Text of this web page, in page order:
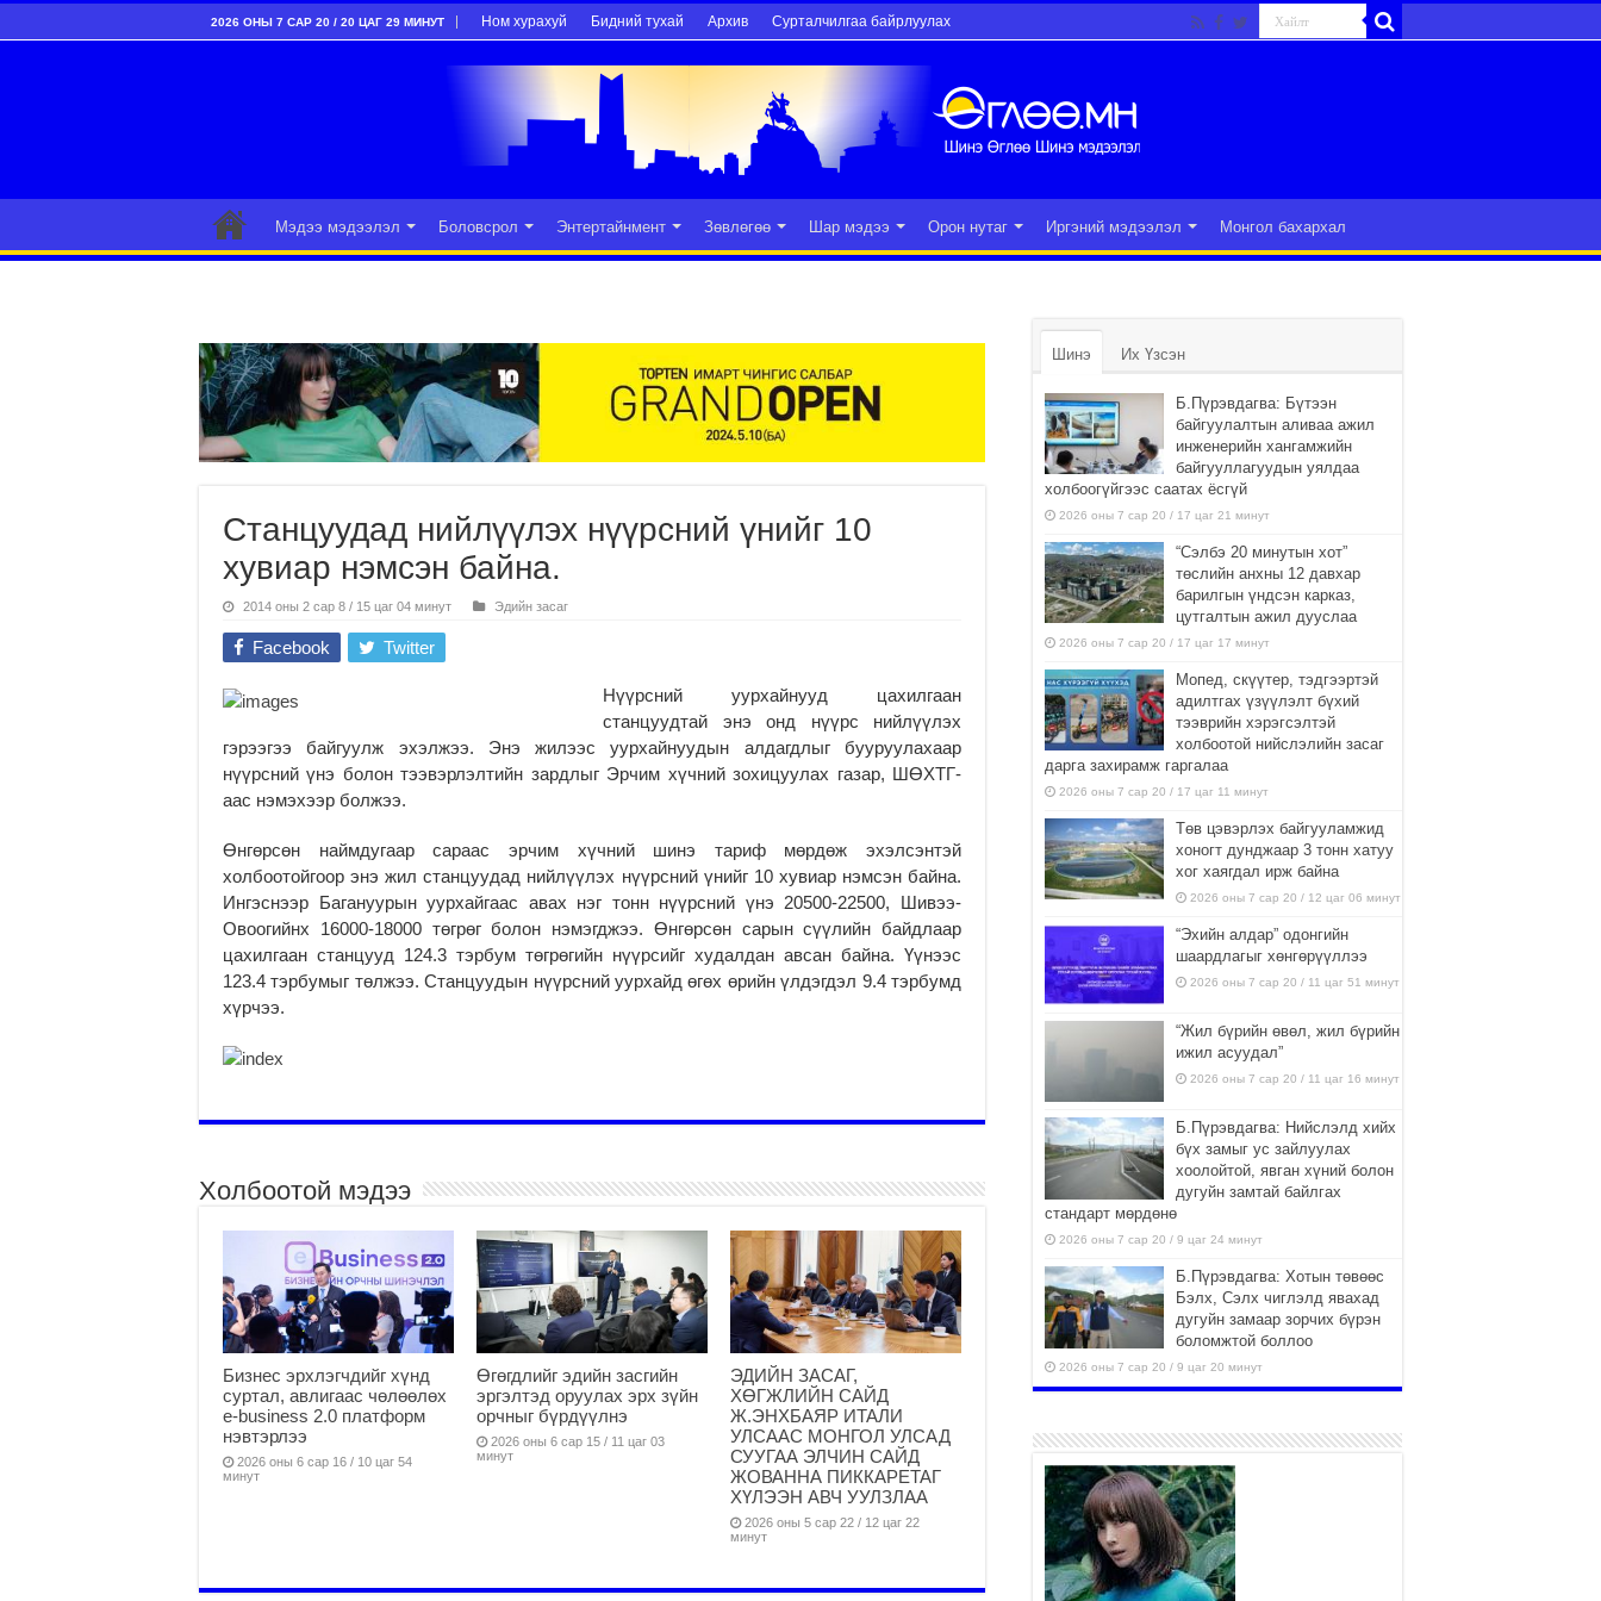
2026 ОНЫ 7 САР 20 / 20 ЦАГ 29 МИНУТ Ном хурахуй Бидний тухай Архив Сурталчилгаа байрлуулах
Мэдээ мэдээлэл Боловсрол Энтертайнмент Зөвлөгөө Шар мэдээ Орон нутаг Иргэний мэдээлэл Монгол бахархал
Станцуудад нийлүүлэх нүүрсний үнийг 10
хувиар нэмсэн байна.
2014 оны 2 сар 8 / 15 цаг 04 минут Эдийн засаг
Facebook Twitter
Нүүрсний уурхайнууд цахилгаан
станцуудтай энэ онд нүүрс нийлүүлэх
гэрээгээ байгуулж эхэлжээ. Энэ жилээс уурхайнуудын алдагдлыг бууруулахаар
нүүрсний үнэ болон тээвэрлэлтийн зардлыг Эрчим хүчний зохицуулах газар, ШӨХТГ-
аас нэмэхээр болжээ.
Өнгөрсөн наймдугаар сараас эрчим хүчний шинэ тариф мөрдөж эхэлсэнтэй
холбоотойгоор энэ жил станцуудад нийлүүлэх нүүрсний үнийг 10 хувиар нэмсэн байна.
Ингэснээр Багануурын уурхайгаас авах нэг тонн нүүрсний үнэ 20500-22500, Шивээ-
Овоогийнх 16000-18000 төгрөг болон нэмэгджээ. Өнгөрсөн сарын сүүлийн байдлаар
цахилгаан станцууд 124.3 тэрбум төгрөгийн нүүрсийг худалдан авсан байна. Үүнээс
123.4 тэрбумыг төлжээ. Станцуудын нүүрсний уурхайд өгөх өрийн үлдэгдэл 9.4 тэрбумд
хүрчээ.
Холбоотой мэдээ
Бизнес эрхлэгчдийг хүнд
суртал, авлигаас чөлөөлөх
е-business 2.0 платформ
нэвтэрлээ
2026 оны 6 сар 16 / 10 цаг 54
минут
Өгөгдлийг эдийн засгийн
эргэлтэд оруулах эрх зүйн
орчныг бүрдүүлнэ
2026 оны 6 сар 15 / 11 цаг 03
минут
ЭДИЙН ЗАСАГ,
ХӨГЖЛИЙН САЙД
Ж.ЭНХБАЯР ИТАЛИ
УЛСААС МОНГОЛ УЛСАД
СУУГАА ЭЛЧИН САЙД
ЖОВАННА ПИККАРЕТАГ
ХҮЛЭЭН АВЧ УУЛЗЛАА
2026 оны 5 сар 22 / 12 цаг 22
минут
Шинэ Их Үзсэн
Б.Пүрэвдагва: Бүтээн
байгуулалтын аливаа ажил
инженерийн хангамжийн
байгууллагуудын уялдаа
холбоогүйгээс саатах ёсгүй
2026 оны 7 сар 20 / 17 цаг 21 минут
“Сэлбэ 20 минутын хот”
төслийн анхны 12 давхар
барилгын үндсэн карказ,
цутгалтын ажил дууслаа
2026 оны 7 сар 20 / 17 цаг 17 минут
Мопед, скүүтер, тэдгээртэй
адилтгах үзүүлэлт бүхий
тээврийн хэрэгсэлтэй
холбоотой нийслэлийн засаг
дарга захирамж гаргалаа
2026 оны 7 сар 20 / 17 цаг 11 минут
Төв цэвэрлэх байгууламжид
хоногт дунджаар 3 тонн хатуу
хог хаягдал ирж байна
2026 оны 7 сар 20 / 12 цаг 06 минут
“Эхийн алдар” одонгийн
шаардлагыг хөнгөрүүллээ
2026 оны 7 сар 20 / 11 цаг 51 минут
“Жил бүрийн өвөл, жил бүрийн
ижил асуудал”
2026 оны 7 сар 20 / 11 цаг 16 минут
Б.Пүрэвдагва: Нийслэлд хийх
бүх замыг ус зайлуулах
хоолойтой, явган хүний болон
дугуйн замтай байлгах
стандарт мөрдөнө
2026 оны 7 сар 20 / 9 цаг 24 минут
Б.Пүрэвдагва: Хотын төвөөс
Бэлх, Сэлх чиглэлд явахад
дугуйн замаар зорчих бүрэн
боломжтой боллоо
2026 оны 7 сар 20 / 9 цаг 20 минут
шугам хоолойн ажил 80
хувьтай үргэлжилж байна
2026 оны 7 сар 20 / 9 цаг 14 минут
Усархаг аадар бороо орж
байгаа тул аюулгүй байдлаа
хангаж, үер усны аюулаас
сэрэмжлэхийг нийслэлийн